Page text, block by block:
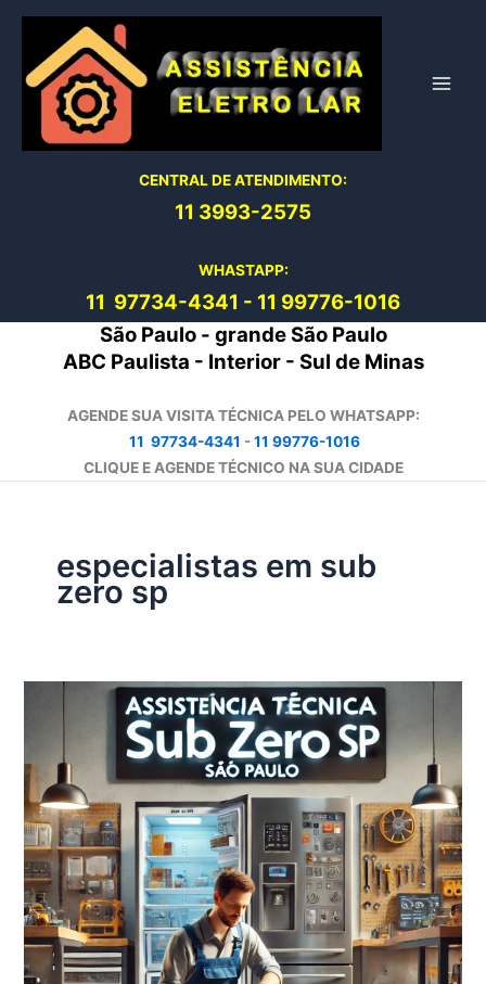
conteúdo
CENTRAL DE ATENDIMENTO:
11 3993-2575
WHASTAPP:
11 97734-4341 - 11 99776-1016
São Paulo - grande São Paulo
ABC Paulista - Interior - Sul de Minas
AGENDE SUA VISITA TÉCNICA PELO WHATSAPP:
11 97734-4341 -11 99776-1016
CLIQUE E AGENDE TÉCNICO NA SUA CIDADE
especialistas em sub
zero sp